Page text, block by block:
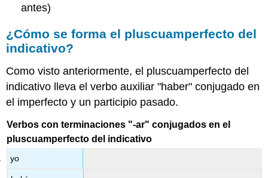
antes)
¿Cómo se forma el pluscuamperfecto del
indicativo?
Como visto anteriormente, el pluscuamperfecto del
indicativo lleva el verbo auxiliar "haber" conjugado en
el imperfecto y un participio pasado.
Verbos con terminaciones "-ar" conjugados en el
pluscuamperfecto del indicativo
yo